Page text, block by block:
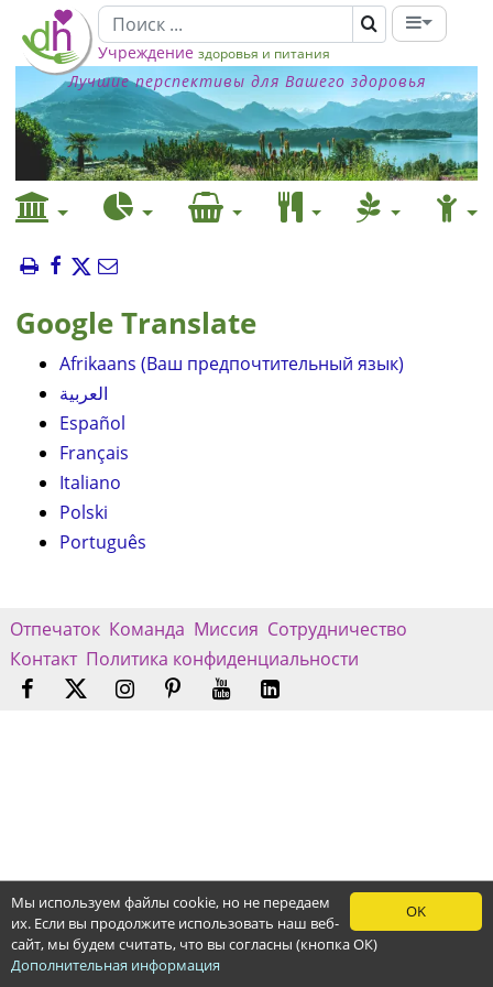
Учреждение здоровья и питания
Лучшие перспективы для Вашего здоровья
Google Translate
Afrikaans (Ваш предпочтительный язык)
العربية
Español
Français
Italiano
Polski
Português
Отпечаток Команда Миссия Сотрудничество
Контакт Политика конфиденциальности
OK
Мы используем файлы cookie, но не передаем
их. Если вы продолжите использовать наш веб-
сайт, мы будем считать, что вы согласны (кнопка ОК)
Дополнительная информация